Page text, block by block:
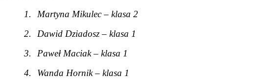
1.
Martyna Mikulec – klasa 2
2.
Dawid Dziadosz – klasa 1
3.
Paweł Maciak – klasa 1
4.
Wanda Hornik – klasa 1